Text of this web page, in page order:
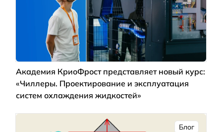
Академия КриоФрост представляет новый курс:
«Чиллеры. Проектирование и эксплуатация
систем охлаждения жидкостей»
Блог